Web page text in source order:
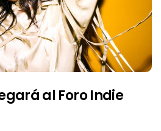
al Foro Indie